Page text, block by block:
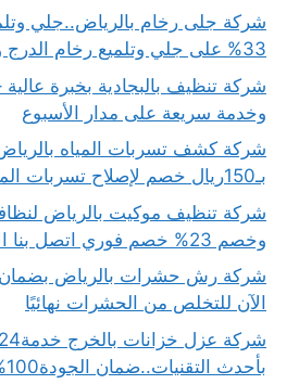
شركة جلى رخام بالرياض..جلي
33% على جلي وتلميع رخام الدرج والمطبخ
شركة تنظيف بالبجادية بخبرة
وخدمة سريعة على مدار الأسبوع
بـ150ريال خصم لإصلاح تسربات المياه
وخصم 23% خصم فوري اتصل بنا الان
الآن للتخلص من الحشرات نهائيًا
بأحدث التقنيات..ضمان الجودة100% اتصل الآن